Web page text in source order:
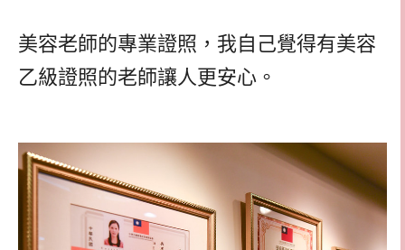
美容老師的專業證照，我自己覺得有美容
乙級證照的老師讓人更安心。